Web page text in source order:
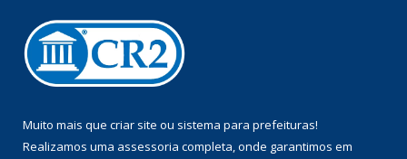
Muito mais que criar site ou sistema para prefeituras!
Realizamos uma assessoria completa, onde garantimos em